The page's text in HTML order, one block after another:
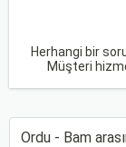
Herhangi bir
Müşteri
Ordu - Bam